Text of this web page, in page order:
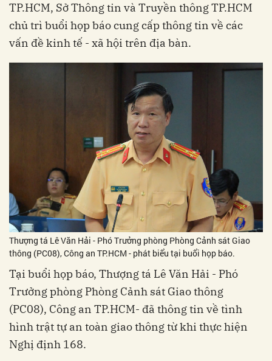
TP.HCM, Sở Thông tin và Truyền thông TP.HCM
chủ trì buổi họp báo cung cấp thông tin về các
vấn đề kinh tế - xã hội trên địa bàn.
Thượng tá Lê Văn Hải - Phó Trưởng phòng Phòng Cảnh sát Giao
thông (PC08), Công an TP.HCM - phát biểu tại buổi họp báo.
Tại buổi họp báo, Thượng tá Lê Văn Hải - Phó
Trưởng phòng Phòng Cảnh sát Giao thông
(PC08), Công an TP.HCM- đã thông tin về tình
hình trật tự an toàn giao thông từ khi thực hiện
Nghị định 168.